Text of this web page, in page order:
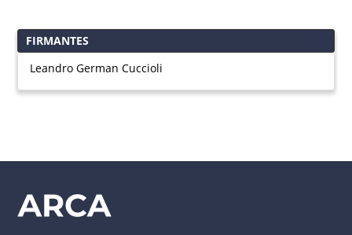
FIRMANTES
Leandro German Cuccioli